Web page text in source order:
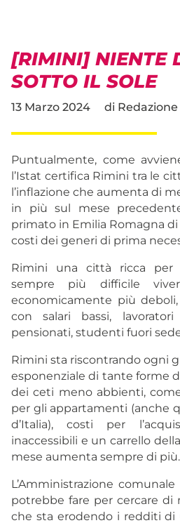
[RIMINI] NIENTE
SOTTO IL SOLE
13 Marzo 2024 di Redazione
Puntualmente, come
l’Istat certifica Rimini tra le
l’inflazione che aumenta di
in più sul mese
primato in Emilia Romagna
costi dei generi di prima
Rimini una città ricca per
sempre più difficile
economicamente più
con salari bassi, lavoratori
pensionati, studenti fuori
Rimini sta riscontrando ogni
esponenziale di tante forme
dei ceti meno abbienti,
per gli appartamenti (anche
d’Italia), costi per
inaccessibili e un carrello
mese aumenta sempre di più.
L’Amministrazione
potrebbe fare per cercare di
che sta erodendo i redditi di